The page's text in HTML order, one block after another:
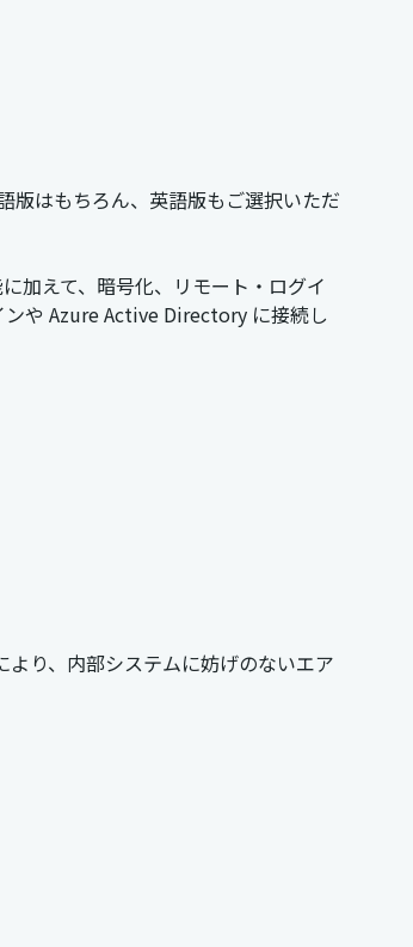
版はもちろん、英語版もご選択いただ
加えて、暗号化、リモート・ログイ
ンや Azure Active Directory に接続し
り、内部システムに妨げのないエア